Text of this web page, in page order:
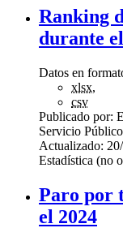
Ranking
durante
Datos en
xlsx,
csv
Publicado por:
Servicio
Actualizado:
Estadística (no
Paro por
el 2024